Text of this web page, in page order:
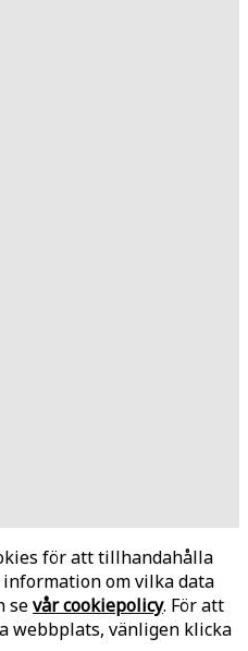
för att tillhandahålla
om vilka data
sevår cookiepolicy. För att
webbplats, vänligen klicka